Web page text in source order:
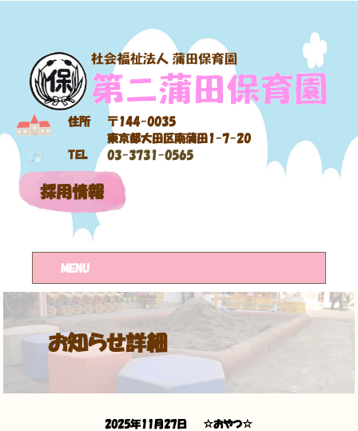
住所
〒144-0035
東京都大田区南蒲田1-7-20
TEL
03-3731-0565
採用情報
MENU
お知らせ詳細
2025年11月27日 ☆おやつ☆